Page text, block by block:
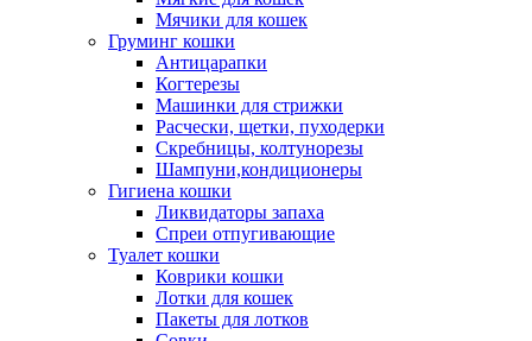
Мячики для кошек
Груминг кошки
Антицарапки
Когтерезы
Машинки для стрижки
Расчески, щетки, пуходерки
Скребницы, колтунорезы
Шампуни,кондиционеры
Гигиена кошки
Ликвидаторы запаха
Спреи отпугивающие
Туалет кошки
Коврики кошки
Лотки для кошек
Пакеты для лотков